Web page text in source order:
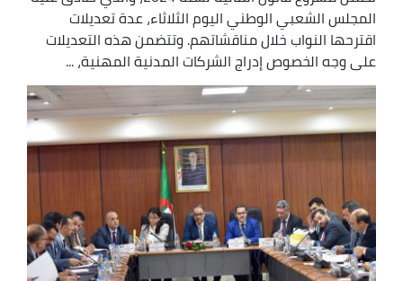
المجلس الشعبي الوطني اليوم الثلاثاء، عدة تعديلات
اقترحها النواب خلال مناقشاتهم. وتتضمن هذه التعديلات
على وجه الخصوص إدراج الشركات المدنية المهنية، ...